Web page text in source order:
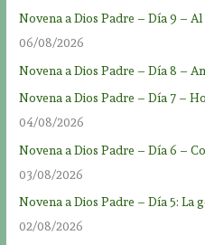
Novena a Dios Padre – Día 9 –
06/08/2026
Novena a Dios Padre – Día 8 –
Novena a Dios Padre – Día 7 –
04/08/2026
Novena a Dios Padre – Día 6 –
03/08/2026
Novena a Dios Padre – Día 5: La
02/08/2026